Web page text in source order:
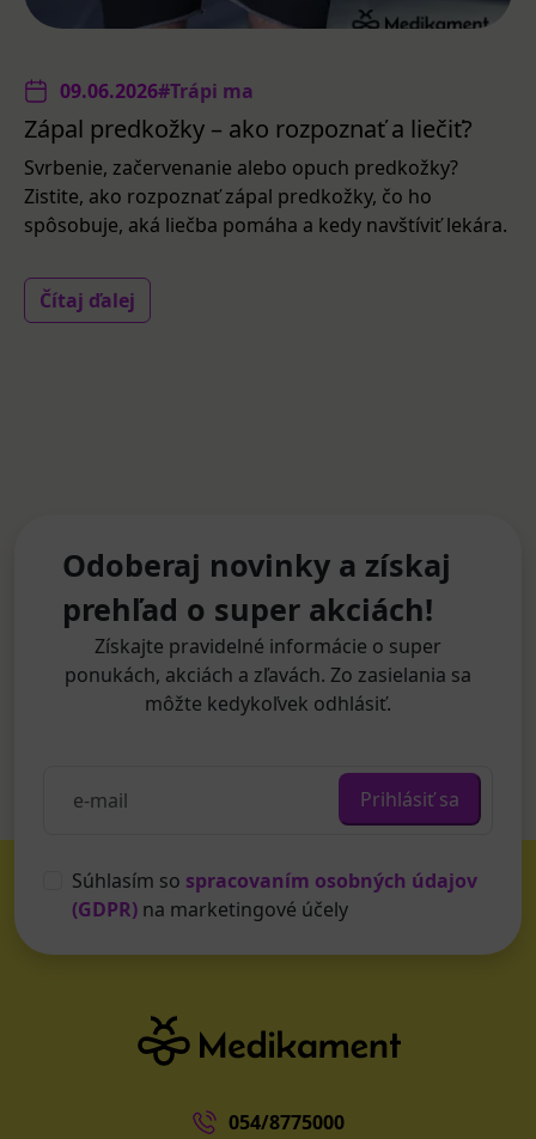
09.06.2026#Trápi ma
Zápal predkožky – ako rozpoznať a liečiť?
Svrbenie, začervenanie alebo opuch predkožky?
Zistite, ako rozpoznať zápal predkožky, čo ho
spôsobuje, aká liečba pomáha a kedy navštíviť lekára.
Čítaj ďalej
Odoberaj novinky a získaj
prehľad o super akciách!
Získajte pravidelné informácie o super
ponukách, akciách a zľavách. Zo zasielania sa
môžte kedykoľvek odhlásiť.
Prihlásiť sa
Súhlasím so spracovaním osobných údajov
(GDPR) na marketingové účely
054/8775000